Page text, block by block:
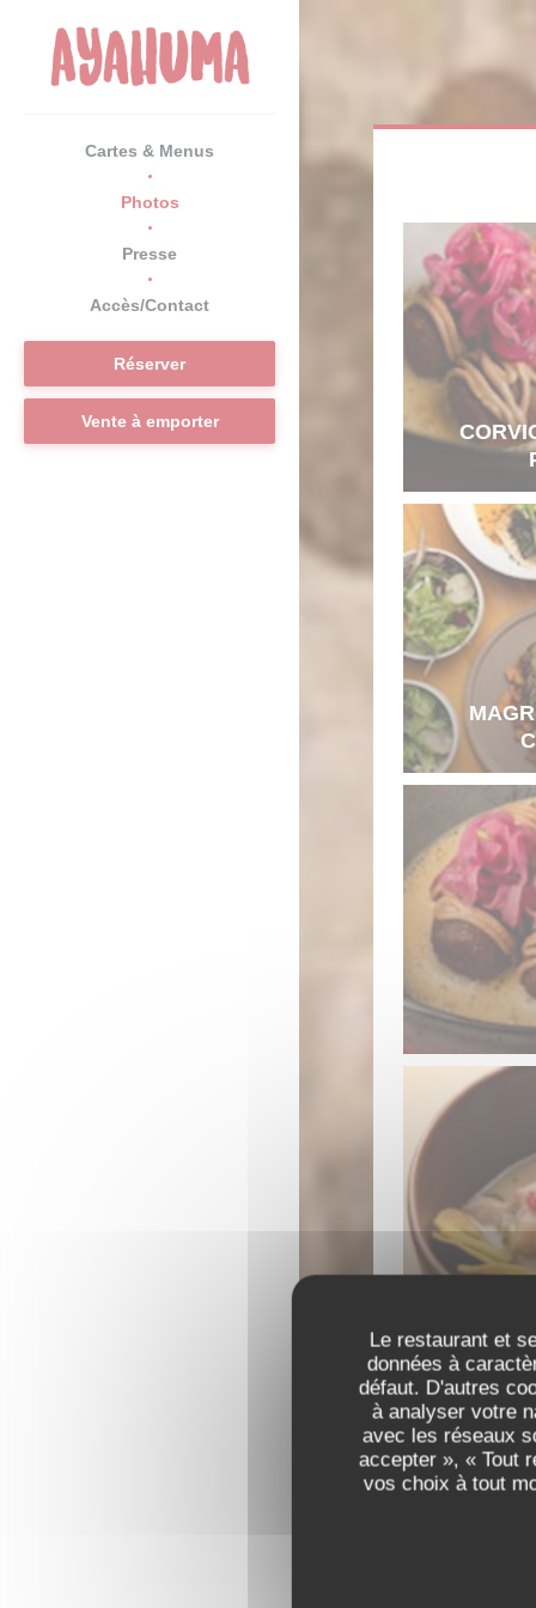
Le restaurant et
données à
défaut. D'autres
à analyser votre
avec les réseaux
accepter », « Tout
vos choix à tout
Cartes & Menus
Photos
Presse
Accès/Contact
Réserver
Vente à emporter